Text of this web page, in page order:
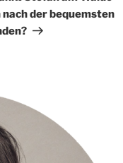
nach der bequemsten